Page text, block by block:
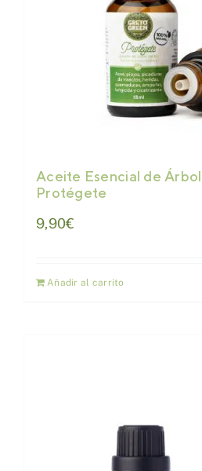
Aceite Esencial de
Protégete
9,90€
Añadir al carrito